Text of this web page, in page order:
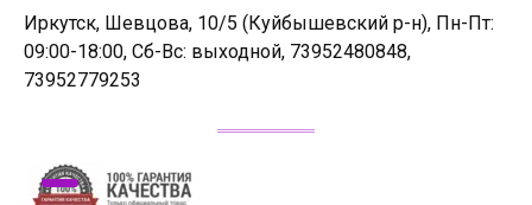
Иркутск, Шевцова, 10/5 (Куйбышевский р-н), Пн-Пт:
09:00-18:00, Сб-Вс: выходной, 73952480848,
73952779253